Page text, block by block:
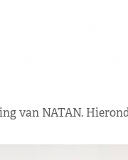
van NATAN.